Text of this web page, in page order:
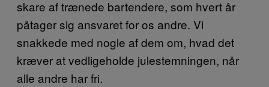
skare af trænede bartendere, som hvert år
påtager sig ansvaret for os andre. Vi
snakkede med nogle af dem om, hvad det
kræver at vedligeholde julestemningen, når
alle andre har fri.